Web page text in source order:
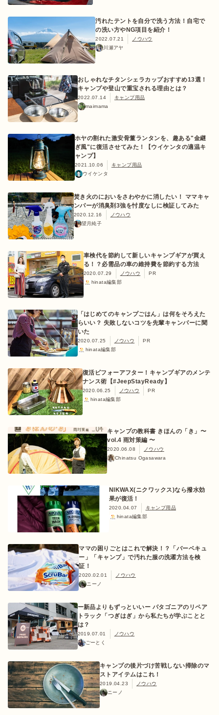
汚れたテントを自分で洗う方法！自宅で
の洗い方やNG項目を紹介！
2022.07.21
ノウハウ
川瀬アヤ
おしゃれなチタンシェラカップおすすめ13選！
キャンプや登山で重宝される理由とは？
2022.07.14
キャンプ用品
maimama
ホヤの割れた激安骨董ランタンを、趣ある"金継
ぎ風"に復活させてみた！【ウイケンタの適温キ
ャンプ】
2021.10.06
キャンプ用品
ウイケンタ
焚き火のにおいをさわやかに消したい！ ママキャ
ンパーが消臭剤3強を忖度なしに検証してみた
2020.12.16
ノウハウ
望月純子
車検代を節約して新しいキャンプギアが買え
る！？必需品の車の維持費を節約する方法
2020.07.29 ノウハウ
PR
hinata編集部
「はじめてのキャンプごはん」は何をそろえた
らいい？ 失敗しないコツを先輩キャンパーに聞
いた
2020.07.25 ノウハウ
PR
hinata編集部
復活ビフォーアフター！キャンプギアのメンテ
ナンス術【#JeepStayReady】
2020.06.25 ノウハウ
PR
hinata編集部
キャンプの教科書 きほんの「き」〜
vol.4 雨対策編 〜
2020.06.08
ノウハウ
Chinatsu Ogasawara
NIKWAX(ニクワックス)なら撥水効
果が復活！
2020.04.07
キャンプ用品
hinata編集部
ママの困りごとはこれで解決！？「バーベキュ
ー」「キャンプ」で汚れた服の洗濯方法を検
証！
2020.02.01
ノウハウ
ニーノ
ー新品よりもずっといいー パタゴニアのリペア
トラック「つぎはぎ」から私たちが学ぶことと
は？
2019.07.01
ノウハウ
ごーとく
キャンプの後片づけ苦戦しない掃除のマ
ストアイテムはこれ！
2019.04.23
ノウハウ
ニーノ